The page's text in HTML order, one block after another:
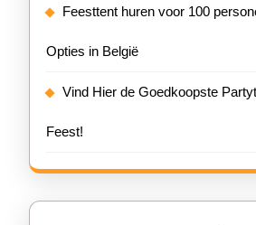
Feesttent huren voor 100
Opties in België
Vind Hier de Goedkoopste
Feest!